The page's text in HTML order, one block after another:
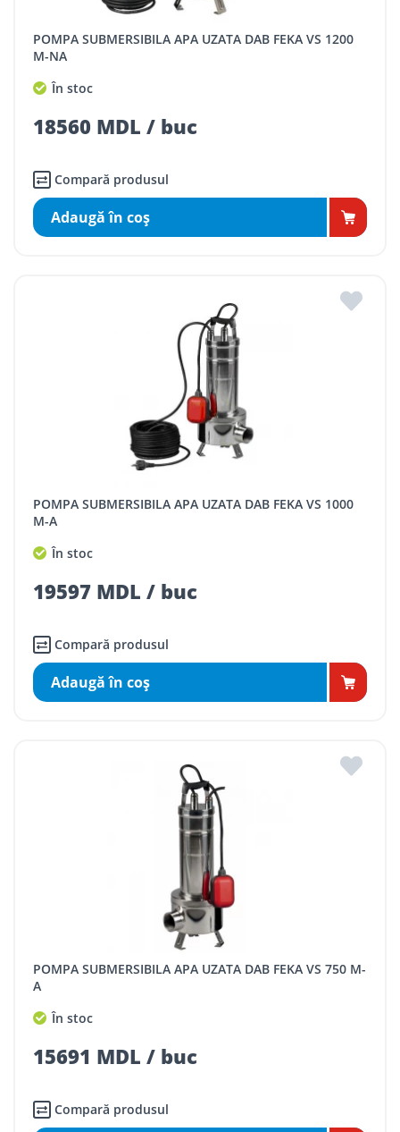
POMPA SUBMERSIBILA APA UZATA DAB FEKA VS 1200
M-NA
În stoc
18560 MDL / buc
Compară produsul
Adaugă în coş
POMPA SUBMERSIBILA APA UZATA DAB FEKA VS 1000
M-A
În stoc
19597 MDL / buc
Compară produsul
Adaugă în coş
POMPA SUBMERSIBILA APA UZATA DAB FEKA VS 750 M-
A
În stoc
15691 MDL / buc
Compară produsul